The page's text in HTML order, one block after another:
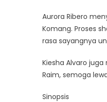
Aurora Ribero
Komang. Proses
rasa sayangnya
Kiesha Alvaro
Raim, semoga
Sinopsis